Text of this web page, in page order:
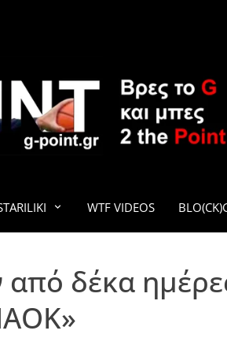
G-
WTF VIDEOS
από δέκα